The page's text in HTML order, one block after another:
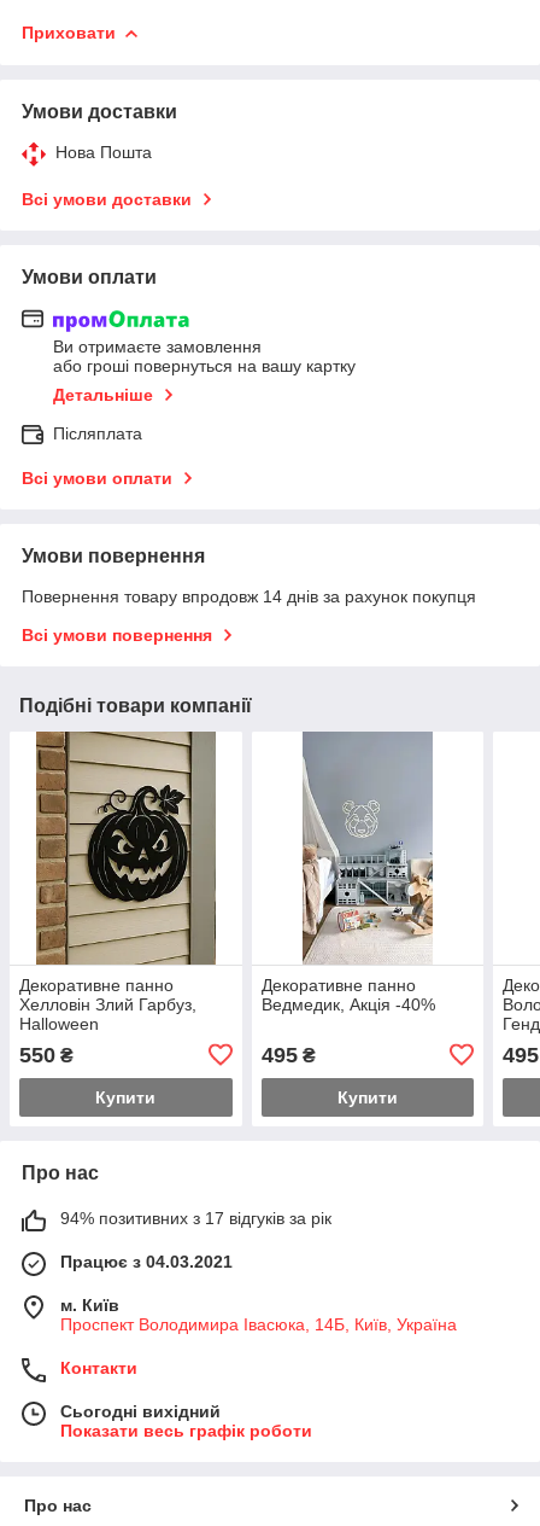
Приховати
Умови доставки
Нова Пошта
Всі умови доставки
Умови оплати
Ви отримаєте замовлення
або гроші повернуться на вашу картку
Детальніше
Післяплата
Всі умови оплати
Умови повернення
Повернення товару впродовж 14 днів за рахунок покупця
Всі умови повернення
Подібні товари компанії
Декоративне панно
Хелловін Злий Гарбуз,
Halloween
550 ₴
Купити
Декоративне панно
Ведмедик, Акція -40%
495₴
Купити
495
Про нас
94% позитивних з 17 відгуків за рік
Працює з 04.03.2021
м. Київ
Проспект Володимира Івасюка, 14Б, Київ, Україна
Контакти
Сьогодні вихідний
Показати весь графік роботи
Про нас